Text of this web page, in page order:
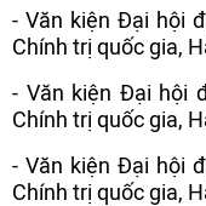
- Văn kiện Đại hội
Chính trị quốc gia,
- Văn kiện Đại hội
Chính trị quốc gia,
- Văn kiện Đại hội
Chính trị quốc gia,